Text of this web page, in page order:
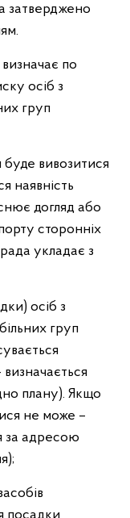
затверджено
визначає по
осіб з
груп
буде вивозитися
наявність
догляд або
сторонніх
рада укладає з
осіб з
груп
плану). Якщо
не може –
за адресою